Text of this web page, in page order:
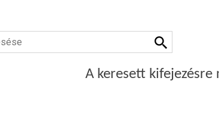
A keresett kifejezésre